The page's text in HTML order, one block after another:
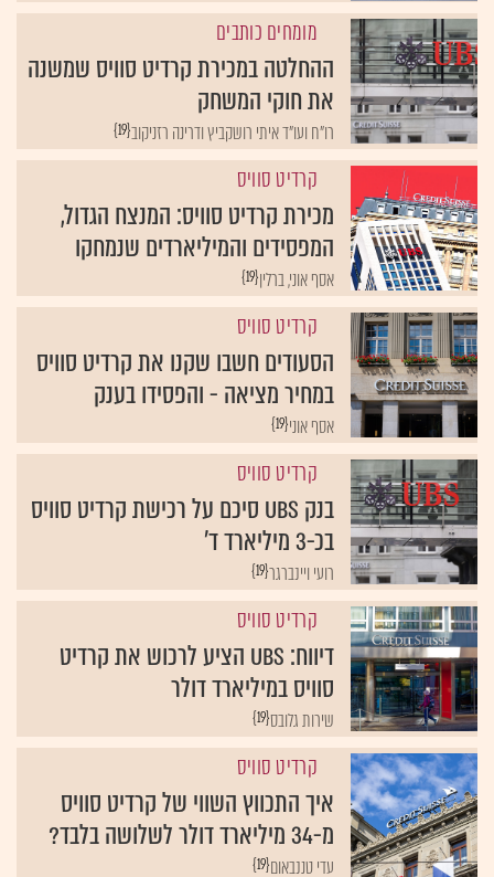
מומחים כותבים
ההחלטה במכירת קרדיט סוויס שמשנה
את חוקי המשחק
{19}רו"ח ועו"ד איתי רושקביץ ודרינה רזניקוב
קרדיט סוויס
מכירת קרדיט סוויס: המנצח הגדול,
המפסידים והמיליארדים שנמחקו
{19}אסף אוני, ברלין
קרדיט סוויס
הסעודים חשבו שקנו את קרדיט סוויס
במחיר מציאה - והפסידו בענק
{19}אסף אוני
קרדיט סוויס
בנק UBS סיכם על רכישת קרדיט סוויס
בכ-3 מיליארד ד'
{19}רועי ויינברגר
קרדיט סוויס
דיווח: UBS הציע לרכוש את קרדיט
סוויס במיליארד דולר
{19}שירות גלובס
קרדיט סוויס
איך התכווץ השווי של קרדיט סוויס
מ-34 מיליארד דולר לשלושה בלבד?
{19}עדי טננבאום